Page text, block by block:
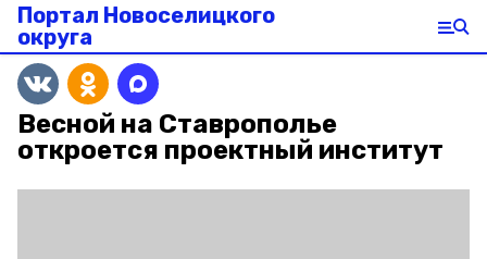
Портал Новоселицкого
округа
Весной на Ставрополье
откроется проектный институт